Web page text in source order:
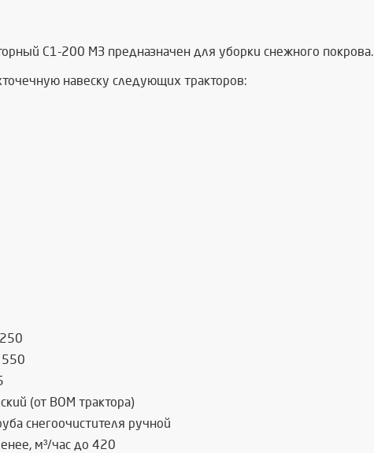
С1-200 МЗ предназначен для уборки снежного покрова.
навеску следующих тракторов:
550
(от ВОМ трактора)
снегоочистителя ручной
м³/час до 420